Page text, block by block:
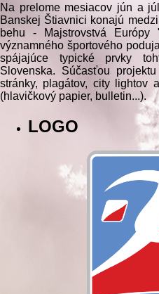
Na prelome mesiacov jún a
Banskej Štiavnici konajú
behu - Majstrovstvá Európy
významného športového
spájajúce typické prvky
Slovenska. Súčasťou
stránky, plagátov, city lightov
(hlavičkový papier, bulletin...).
LOGO